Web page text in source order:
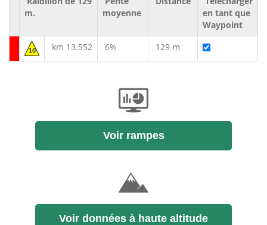
m.
moyenne
en tant que
Waypoint
10 km 13.552 6% 129 m
Voir rampes
Voir données à haute altitude